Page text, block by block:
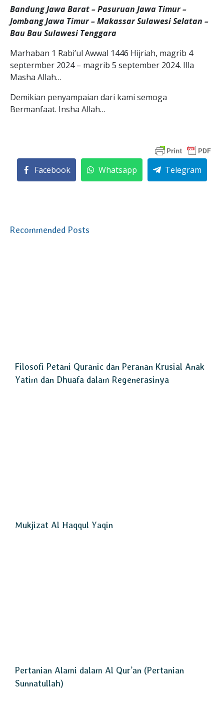
Bandung Jawa Barat – Pasuruan Jawa Timur –
Jombang Jawa Timur – Makassar Sulawesi Selatan –
Bau Bau Sulawesi Tenggara
Marhaban 1 Rabi’ul Awwal 1446 Hijriah, magrib 4
septermber 2024 – magrib 5 september 2024. Illa
Masha Allah…
Demikian penyampaian dari kami semoga
Bermanfaat. Insha Allah…
Facebook Whatsapp Telegram
Recommended Posts
Filosofi Petani Quranic dan Peranan Krusial Anak
Yatim dan Dhuafa dalam Regenerasinya
Mukjizat Al Haqqul Yaqin
Pertanian Alami dalam Al Qur’an (Pertanian
Sunnatullah)